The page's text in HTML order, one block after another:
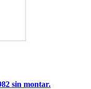
sin montar.